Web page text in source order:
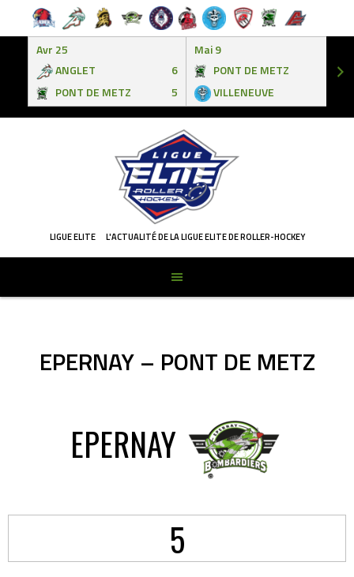
Avr 25
ANGLET
6
PONT DE METZ
5
Mai 9
PONT DE METZ
VILLENEUVE
LIGUE ELITE L'ACTUALITÉ DE LA LIGUE ELITE DE ROLLER-HOCKEY
EPERNAY – PONT DE METZ
EPERNAY
5